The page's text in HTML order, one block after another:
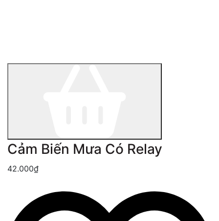
Cảm Biến Mưa Có Relay
42.000₫